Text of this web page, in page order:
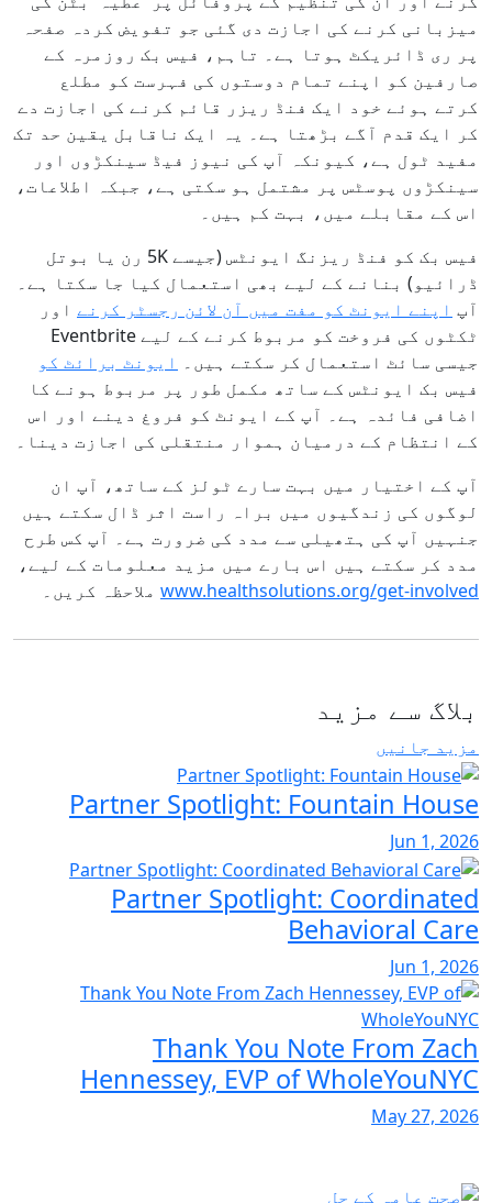
میزبانی کرنے کی اجازت دی گئی جو تفویض کردہ صفحہ
پر ری ڈائریکٹ ہوتا ہے۔ تاہم، فیس بک روزمرہ کے
صارفین کو اپنے تمام دوستوں کی فہرست کو مطلع
کرتے ہوئے خود ایک فنڈ ریزر قائم کرنے کی اجازت دے
کر ایک قدم آگے بڑھتا ہے۔ یہ ایک ناقابل یقین حد تک
مفید ٹول ہے، کیونکہ آپ کی نیوز فیڈ سینکڑوں اور
سینکڑوں پوسٹس پر مشتمل ہو سکتی ہے، جبکہ اطلاعات،
اس کے مقابلے میں، بہت کم ہیں۔
فیس بک کو فنڈ ریزنگ ایونٹس (جیسے 5K رن یا بوتل
ڈرائیو) بنانے کے لیے بھی استعمال کیا جا سکتا ہے۔
آپ اپنے ایونٹ کو مفت میں آن لائن رجسٹر کرنے اور
ٹکٹوں کی فروخت کو مربوط کرنے کے لیے Eventbrite
جیسی سائٹ استعمال کر سکتے ہیں۔ ایونٹ برائٹ کو
فیس بک ایونٹس کے ساتھ مکمل طور پر مربوط ہونے کا
اضافی فائدہ ہے۔ آپ کے ایونٹ کو فروغ دینے اور اس
کے انتظام کے درمیان ہموار منتقلی کی اجازت دینا۔
آپ کے اختیار میں بہت سارے ٹولز کے ساتھ، آپ ان
لوگوں کی زندگیوں میں براہ راست اثر ڈال سکتے ہیں
جنہیں آپ کی ہتھیلی سے مدد کی ضرورت ہے۔ آپ کس طرح
مدد کر سکتے ہیں اس بارے میں مزید معلومات کے لیے،
www.healthsolutions.org/get-involved ملاحظہ کریں۔
بلاگ سے مزید
مزید جانیں
Partner Spotlight: Fountain House
Jun 1, 2026
Partner Spotlight: Coordinated
Behavioral Care
Jun 1, 2026
Thank You Note From Zach
Hennessey, EVP of WholeYouNYC
May 27, 2026